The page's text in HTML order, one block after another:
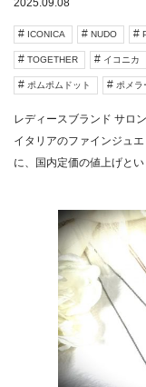
2025.09.08
ICONICA NUDO
TOGETHER イコニカ
ポムポムドット ポメラ
レディースブランド サロ
イタリアのファインジュ
に、国内定価の値上げと